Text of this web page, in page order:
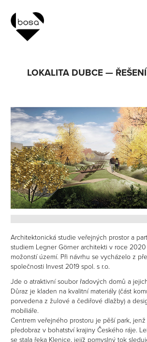
LOKALITA DUBCE —
Architektonická studie veřejných prostor a
studiem Legner Görner architekti v roce
možonstí území. Při návrhu se vycházelo z
společnosti Invest 2019 spol. s r.o.
Jde o atraktivní soubor řadových domů a
Důraz je kladen na kvalitní materiály (část
porvedena z žulové a čediřové dlažby) a
mobiliáře.
Centrem veřejného prostoru je pěší park, jenž
předobraz v bohatství krajiny Českého ráje.
se stala řeka Klenice, jejíž pomyslný tok